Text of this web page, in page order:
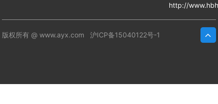
http://
版权所有 @ www.ayx.com沪ICP备15040122号-1